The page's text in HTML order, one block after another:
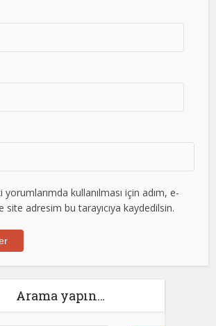
kullanılması için adım, e-
adresim bu tarayıcıya kaydedilsin.
Arama yapın…